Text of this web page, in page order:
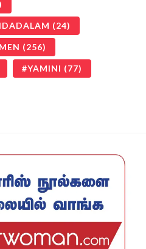
(24)
(256)
YAMINI (77)